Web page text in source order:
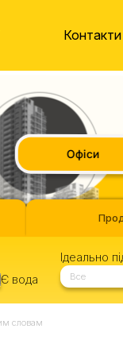
Контакти
Офіси
Є вода
Ідеально
Все